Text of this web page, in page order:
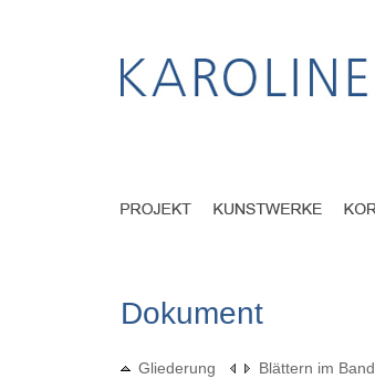
Dokument
Gliederung Blättern im Band